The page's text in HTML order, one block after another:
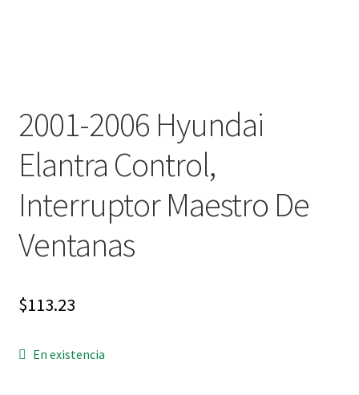
2001-2006 Hyundai
Elantra Control,
Interruptor Maestro De
Ventanas
$113.23
En existencia